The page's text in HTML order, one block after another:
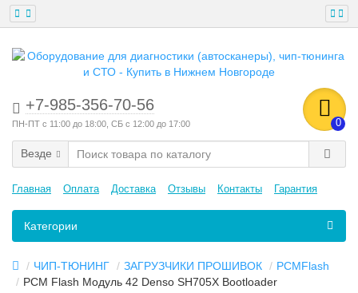
+7-985-356-70-56
ПН-ПТ с 11:00 до 18:00, СБ с 12:00 до 17:00 0
Везде
Главная Оплата Доставка Отзывы Контакты Гарантия
Категории
ЧИП-ТЮНИНГ ЗАГРУЗЧИКИ ПРОШИВОК
PCMFlash
PCM Flash Модуль 42 Denso SH705X Bootloader